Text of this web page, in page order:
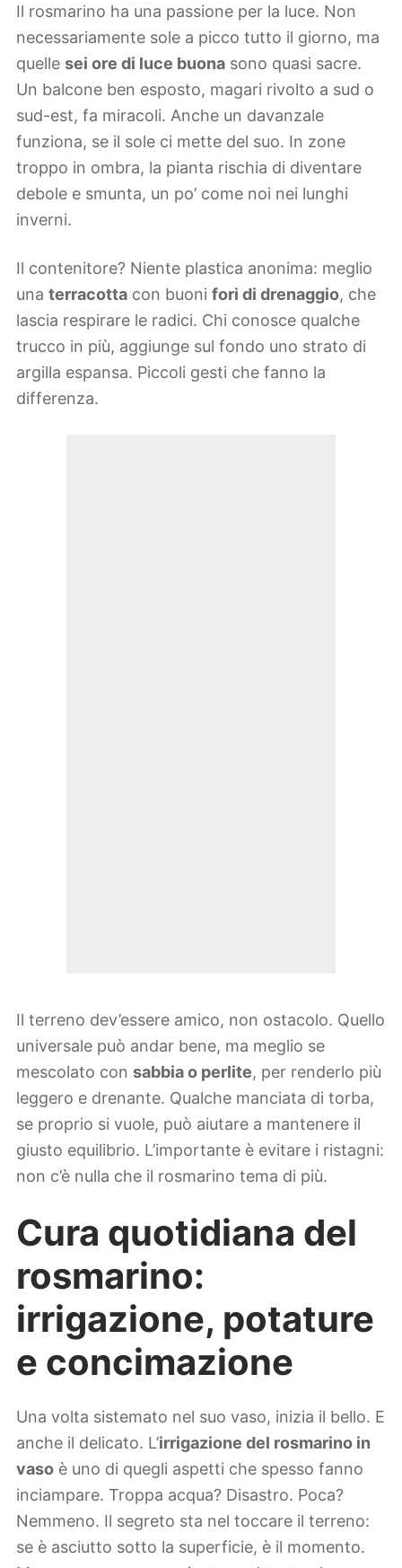
Il rosmarino ha una passione per la luce. Non
necessariamente sole a picco tutto il giorno, ma
quelle sei ore di luce buona sono quasi sacre.
Un balcone ben esposto, magari rivolto a sud o
sud-est, fa miracoli. Anche un davanzale
funziona, se il sole ci mette del suo. In zone
troppo in ombra, la pianta rischia di diventare
debole e smunta, un po’ come noi nei lunghi
inverni.
Il contenitore? Niente plastica anonima: meglio
una terracotta con buoni fori di drenaggio, che
lascia respirare le radici. Chi conosce qualche
trucco in più, aggiunge sul fondo uno strato di
argilla espansa. Piccoli gesti che fanno la
differenza.
Il terreno dev’essere amico, non ostacolo. Quello
universale può andar bene, ma meglio se
mescolato con sabbia o perlite, per renderlo più
leggero e drenante. Qualche manciata di torba,
se proprio si vuole, può aiutare a mantenere il
giusto equilibrio. L’importante è evitare i ristagni:
non c’è nulla che il rosmarino tema di più.
Cura quotidiana del
rosmarino:
irrigazione, potature
e concimazione
Una volta sistemato nel suo vaso, inizia il bello. E
anche il delicato. L’irrigazione del rosmarino in
vaso è uno di quegli aspetti che spesso fanno
inciampare. Troppa acqua? Disastro. Poca?
Nemmeno. Il segreto sta nel toccare il terreno:
se è asciutto sotto la superficie, è il momento.